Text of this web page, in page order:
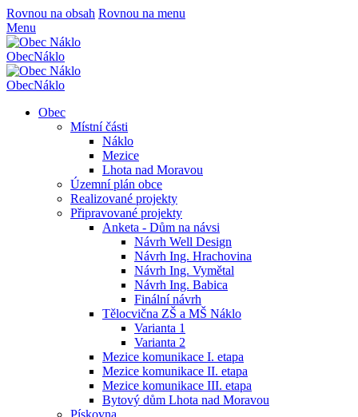
Rovnou na obsah Rovnou na menu
Menu
ObecNáklo
ObecNáklo
Obec
Místní části
Náklo
Mezice
Lhota nad Moravou
Územní plán obce
Realizované projekty
Připravované projekty
Anketa - Dům na návsi
Návrh Well Design
Návrh Ing. Hrachovina
Návrh Ing. Vymětal
Návrh Ing. Babica
Finální návrh
Tělocvična ZŠ a MŠ Náklo
Varianta 1
Varianta 2
Mezice komunikace I. etapa
Mezice komunikace II. etapa
Mezice komunikace III. etapa
Bytový dům Lhota nad Moravou
Pískovna